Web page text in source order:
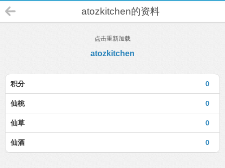
atozkitchen的资料
点击重新加载
atozkitchen
0
积分
0
仙桃
0
仙草
0
仙酒